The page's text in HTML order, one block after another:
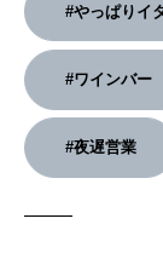
#やっぱりイ
#ワインバー
#夜遅営業